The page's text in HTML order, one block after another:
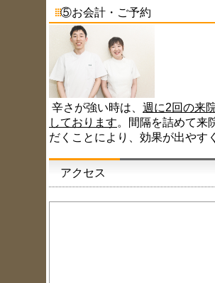
⑤お会計・ご予約
辛さが強い時は、 週に2回の来
しております。間隔を詰めて来
だくことにより、効果が出やす
アクセス